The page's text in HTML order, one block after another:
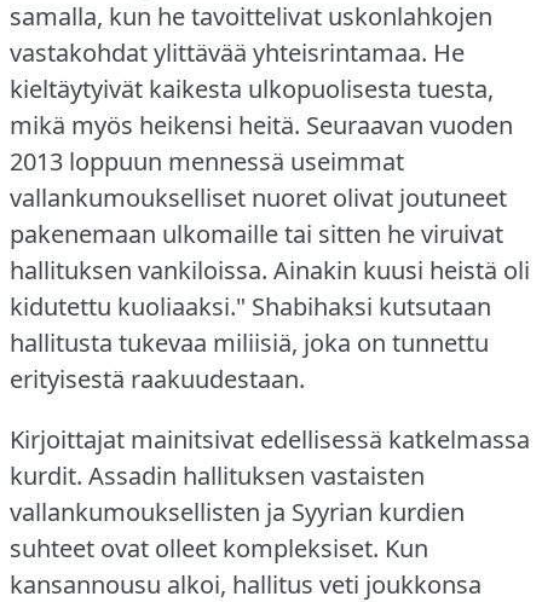
samalla, kun he tavoittelivat uskonlahkojen
vastakohdat ylittävää yhteisrintamaa. He
kieltäytyivät kaikesta ulkopuolisesta tuesta,
mikä myös heikensi heitä. Seuraavan vuoden
2013 loppuun mennessä useimmat
vallankumoukselliset nuoret olivat joutuneet
pakenemaan ulkomaille tai sitten he viruivat
hallituksen vankiloissa. Ainakin kuusi heistä oli
kidutettu kuoliaaksi." Shabihaksi kutsutaan
hallitusta tukevaa miliisiä, joka on tunnettu
erityisestä raakuudestaan.
Kirjoittajat mainitsivat edellisessä katkelmassa
kurdit. Assadin hallituksen vastaisten
vallankumouksellisten ja Syyrian kurdien
suhteet ovat olleet kompleksiset. Kun
kansannousu alkoi, hallitus veti joukkonsa